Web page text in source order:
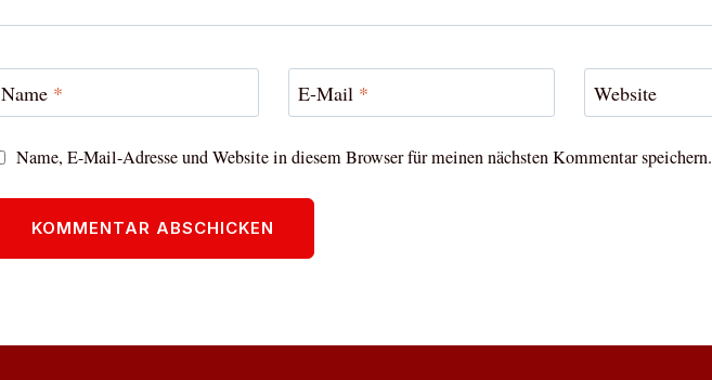
Name * E-Mail * Website
Name, E-Mail-Adresse und Website in diesem Browser für meinen nächsten Kommentar speichern.